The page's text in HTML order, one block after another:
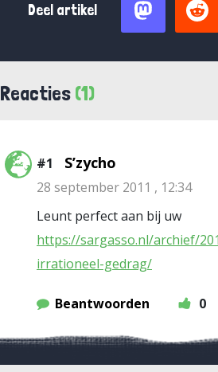
Deel artikel
Reacties (1)
#1 S’zycho
28 september 2011 , 12:34
Leunt perfect aan bij uw
https://sargasso.nl/archief/
irrationeel-gedrag/
Beantwoorden 0